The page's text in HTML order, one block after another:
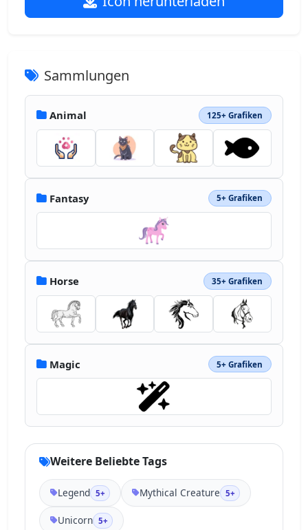
Sammlungen
Animal 125+ Grafiken
Fantasy 5+ Grafiken
Horse 35+ Grafiken
Magic 5+ Grafiken
Weitere Beliebte Tags
Legend 5+ Mythical Creature 5+
Unicorn 5+